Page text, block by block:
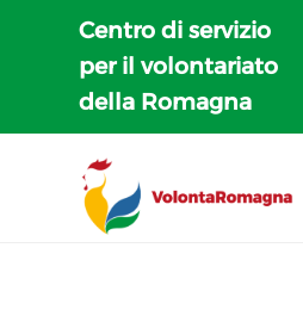
Centro di servizio
per il volontariato
della Romagna